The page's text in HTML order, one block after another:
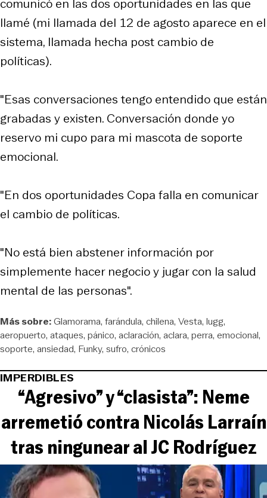
comunicó en las dos oportunidades en las que
llamé (mi llamada del 12 de agosto aparece en el
sistema, llamada hecha post cambio de
políticas).
"Esas conversaciones tengo entendido que están
grabadas y existen. Conversación donde yo
reservo mi cupo para mi mascota de soporte
emocional.
"En dos oportunidades Copa falla en comunicar
el cambio de políticas.
"No está bien abstener información por
simplemente hacer negocio y jugar con la salud
mental de las personas".
Más sobre:Glamorama farándula chilena Vesta lugg
aeropuerto ataques pánico aclaración aclara perra emocional
soporte ansiedad Funky sufro crónicos
IMPERDIBLES
“Agresivo” y “clasista”: Neme
arremetió contra Nicolás Larraín
tras ningunear al JC Rodríguez